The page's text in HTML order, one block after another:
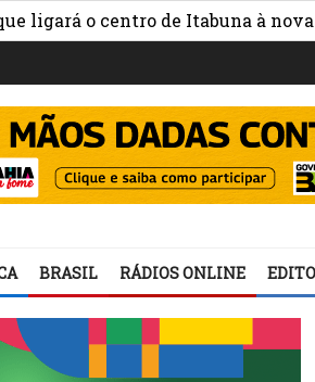
o centro de Itabuna à nova BA-
BRASIL RÁDIOS ONLINE